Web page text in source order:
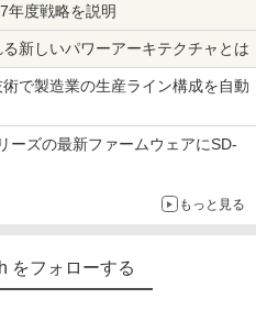
度戦略を説明
新しいパワーアーキテクチャとは
で製造業の生産ライン構成を自動
ーズの最新ファームウェアにSD-
もっと見る
をフォローする